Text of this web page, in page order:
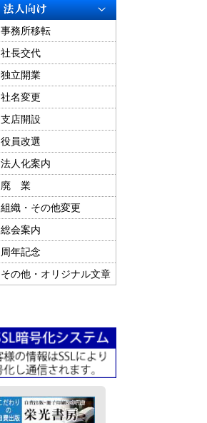
事務所移転
社長交代
独立開業
社名変更
支店開設
役員改選
法人化案内
廃 業
組織・その他変更
総会案内
周年記念
その他・オリジナル文章